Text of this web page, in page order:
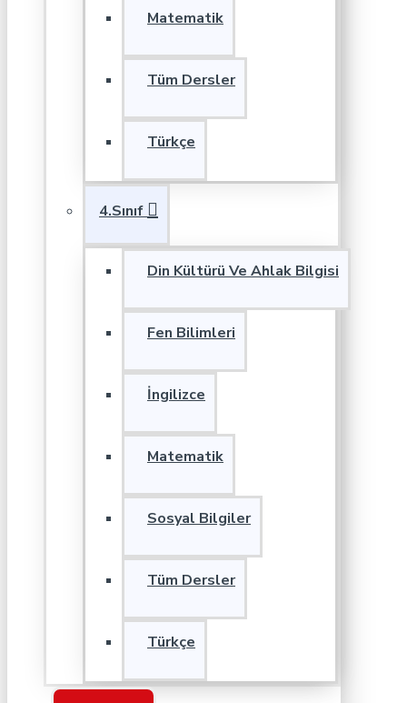
Matematik
Tüm Dersler
Türkçe
4.Sınıf
Din Kültürü Ve Ahlak Bilgisi
Fen Bilimleri
İngilizce
Matematik
Sosyal Bilgiler
Tüm Dersler
Türkçe